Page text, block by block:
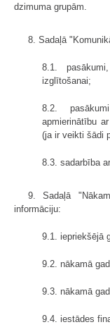
dzimuma grupām.
8. Sadaļā
8.1.
izglītošanai;
8.2.
apmierinātību
(ja ir veikti šādi
8.3. sadarbība
9. Sadaļā
informāciju:
9.1. iepriekšējā
9.2. nākamā
9.3. nākamā
9.4. iestādes